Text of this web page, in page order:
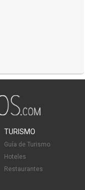
TURISMO
Guía de Turismo
Hoteles
Restaurantes